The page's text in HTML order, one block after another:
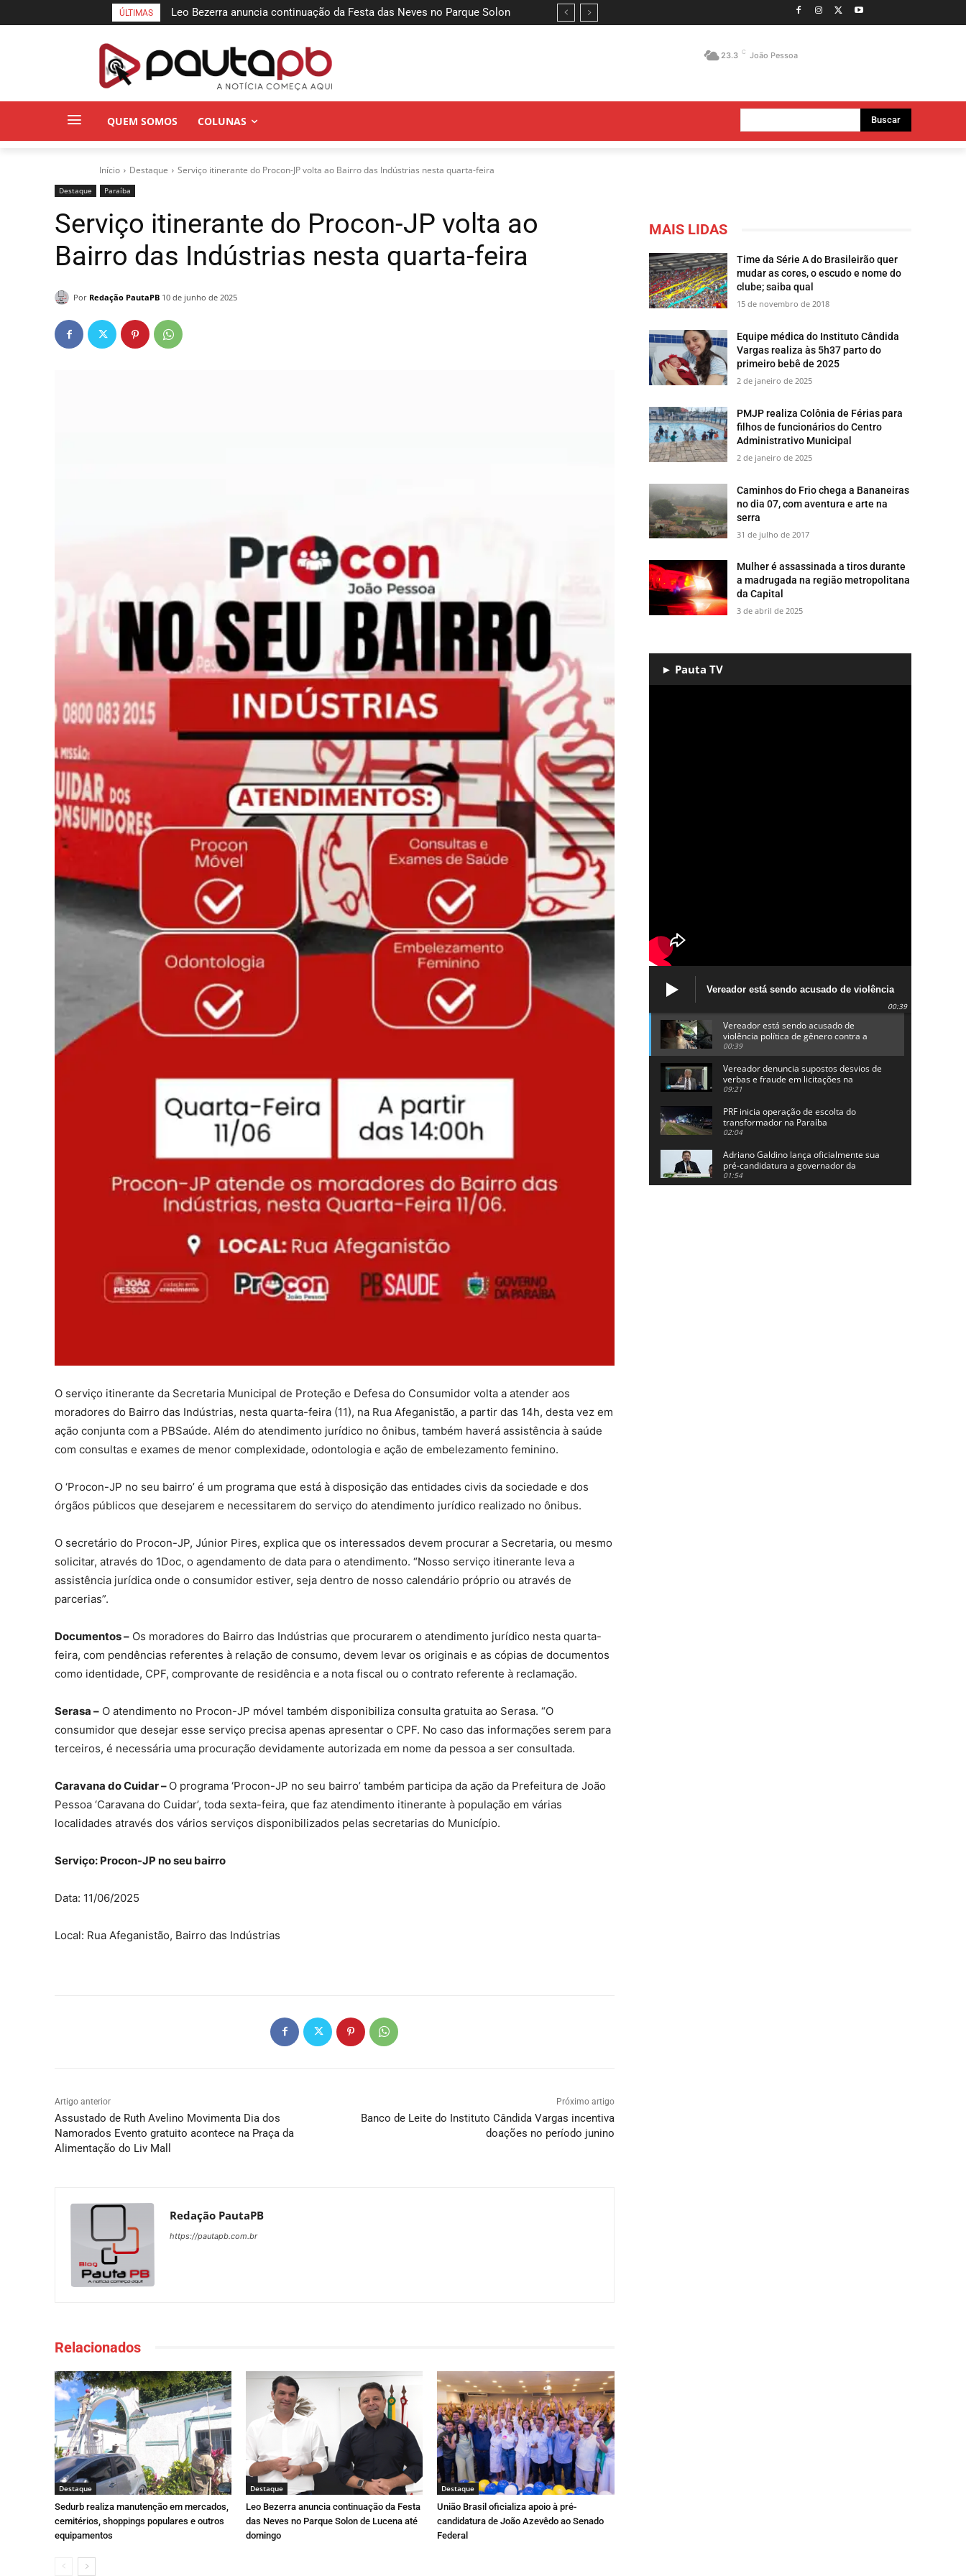
ÚLTIMAS
Leo Bezerra anuncia continuação da Festa das Neves no Parque Solon
União Brasil oficializa apoio à pré-candidatura de João Azevêdo ao
23.3 C João Pessoa
QUEM SOMOS COLUNAS Buscar
Início Destaque Serviço itinerante do Procon-JP volta ao Bairro das Indústrias nesta quarta-feira
Destaque Paraí­ba
Serviço itinerante do Procon-JP volta ao
Bairro das Indústrias nesta quarta-feira
Por Redação PautaPB 10 de junho de 2025
O serviço itinerante da Secretaria Municipal de Proteção e Defesa do Consumidor volta a atender aos
moradores do Bairro das Indústrias, nesta quarta-feira (11), na Rua Afeganistão, a partir das 14h, desta vez em
ação conjunta com a PBSaúde. Além do atendimento jurídico no ônibus, também haverá assistência à saúde
com consultas e exames de menor complexidade, odontologia e ação de embelezamento feminino.
O ‘Procon-JP no seu bairro’ é um programa que está à disposição das entidades civis da sociedade e dos
órgãos públicos que desejarem e necessitarem do serviço do atendimento jurídico realizado no ônibus.
O secretário do Procon-JP, Júnior Pires, explica que os interessados devem procurar a Secretaria, ou mesmo
solicitar, através do 1Doc, o agendamento de data para o atendimento. “Nosso serviço itinerante leva a
assistência jurídica onde o consumidor estiver, seja dentro de nosso calendário próprio ou através de
parcerias”.
Documentos – Os moradores do Bairro das Indústrias que procurarem o atendimento jurídico nesta quarta-
feira, com pendências referentes à relação de consumo, devem levar os originais e as cópias de documentos
como identidade, CPF, comprovante de residência e a nota fiscal ou o contrato referente à reclamação.
Serasa – O atendimento no Procon-JP móvel também disponibiliza consulta gratuita ao Serasa. “O
consumidor que desejar esse serviço precisa apenas apresentar o CPF. No caso das informações serem para
terceiros, é necessária uma procuração devidamente autorizada em nome da pessoa a ser consultada.
Caravana do Cuidar – O programa ‘Procon-JP no seu bairro’ também participa da ação da Prefeitura de João
Pessoa ‘Caravana do Cuidar’, toda sexta-feira, que faz atendimento itinerante à população em várias
localidades através dos vários serviços disponibilizados pelas secretarias do Município.
Serviço: Procon-JP no seu bairro
Data: 11/06/2025
Local: Rua Afeganistão, Bairro das Indústrias
Artigo anterior
Assustado de Ruth Avelino Movimenta Dia dos
Namorados Evento gratuito acontece na Praça da
Alimentação do Liv Mall
Próximo artigo
Banco de Leite do Instituto Cândida Vargas incentiva
doações no período junino
Redação PautaPB
https://pautapb.com.br
Relacionados
Destaque
Sedurb realiza manutenção em mercados,
cemitérios, shoppings populares e outros
equipamentos
Destaque
Leo Bezerra anuncia continuação da Festa
das Neves no Parque Solon de Lucena até
domingo
Destaque
União Brasil oficializa apoio à pré-
candidatura de João Azevêdo ao Senado
Federal
MAIS LIDAS
Time da Série A do Brasileirão quer
mudar as cores, o escudo e nome do
clube; saiba qual
15 de novembro de 2018
Equipe médica do Instituto Cândida
Vargas realiza às 5h37 parto do
primeiro bebê de 2025
2 de janeiro de 2025
PMJP realiza Colônia de Férias para
filhos de funcionários do Centro
Administrativo Municipal
2 de janeiro de 2025
​Caminhos do Frio chega a Bananeiras
no dia 07, com aventura e arte na
serra
31 de julho de 2017
Mulher é assassinada a tiros durante
a madrugada na região metropolitana
da Capital
3 de abril de 2025
► Pauta TV
Vereador está sendo acusado de violência
política de gênero contra a prefeita Lucinha
00:39
Vereador está sendo acusado de
violência política de gênero contra a
prefeita Lucinha da Saúde
00:39
Vereador denuncia supostos desvios de
verbas e fraude em licitações na
Prefeitura de Alhandra
09:21
PRF inicia operação de escolta do
transformador na Paraíba
02:04
Adriano Galdino lança oficialmente sua
pré-candidatura a governador da
Paraíba
01:54